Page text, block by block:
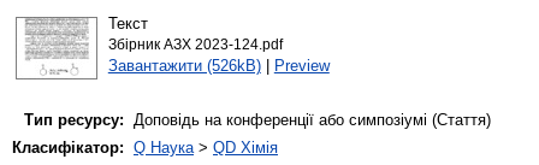
Текст
Збірник АЗХ 2023-124.pdf
Завантажити (526kB)| Preview
Тип ресурсу: Доповідь на конференції або симпозіумі (Стаття)
Класифікатор: Q Наука> QD Хімія